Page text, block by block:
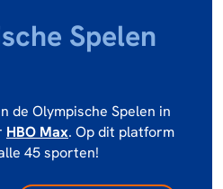
Spelen
de Olympische Spelen in
HBO Max. Op dit platform
45 sporten!